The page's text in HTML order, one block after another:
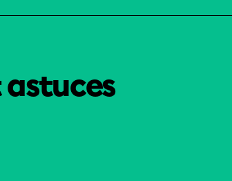
astuces